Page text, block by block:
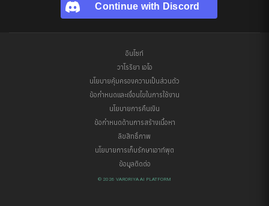
Continue with Discord
อินไซท์
วาโรริยา เอไอ
นโยบายคุ้มครองความเป็นส่วนตัว
ข้อกำหนดและเงื่อนไขในการใช้งาน
นโยบายการคืนเงิน
ข้อกำหนดด้านการสร้างเนื้อหา
ลิขสิทธิ์ภาพ
นโยบายการเก็บรักษาเอาท์พุต
ข้อมูลติดต่อ
© 2026 VARORIYA AI PLATFORM